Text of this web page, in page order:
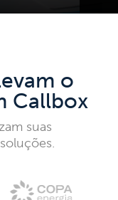
o
Callbox
suas